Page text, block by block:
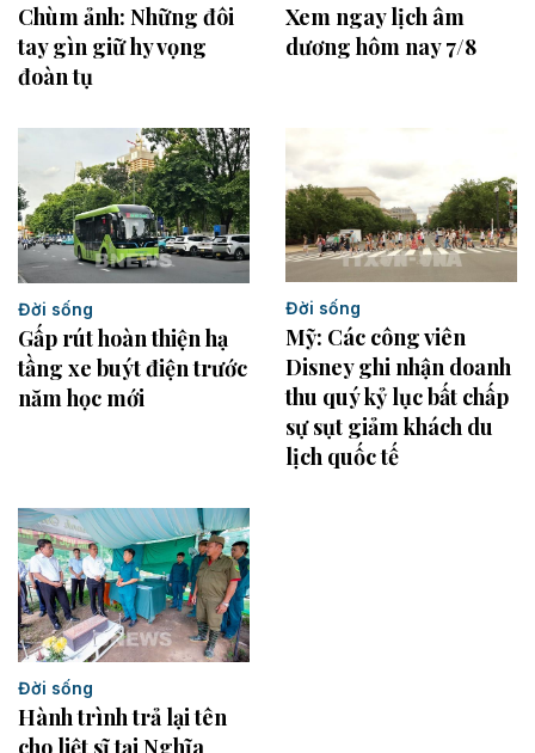
Chùm ảnh: Những đôi
tay gìn giữ hy vọng
đoàn tụ
Xem ngay lịch âm
dương hôm nay 7/8
Đời sống
Gấp rút hoàn thiện hạ
tầng xe buýt điện trước
năm học mới
Đời sống
Mỹ: Các công viên
Disney ghi nhận doanh
thu quý kỷ lục bất chấp
sự sụt giảm khách du
lịch quốc tế
Đời sống
Hành trình trả lại tên